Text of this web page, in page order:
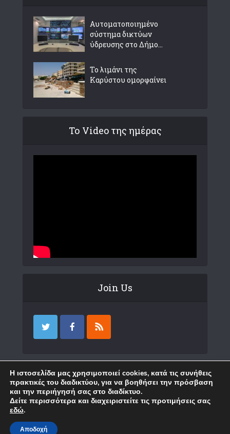
Αυτοματοποιημένο
σύστημα δικτύων
ύδρευσης στο Δήμο...
Το λιμάνι της
Καρύστου ομορφαίνει
Το Video της ημέρας
Join Us
Επικοινωνία
Η ιστοσελίδα μας χρησιμοποιεί cookies, κατά τις συνήθεις
πρακτικές του διαδικτύου, για να βοηθήσει την πρόσβαση
και την περιήγησή σας στο διαδίκτυο.
Δείτε περισσότερα και διαχειριστείτε τις προτιμήσεις σας
εδώ.
Αποδοχή